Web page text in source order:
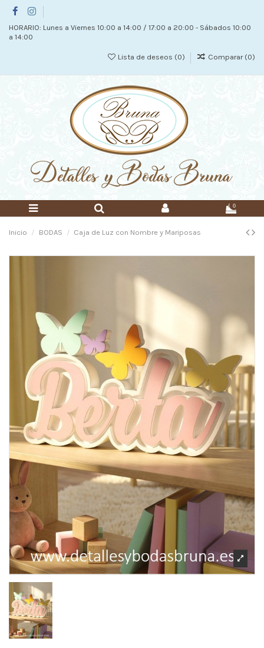
HORARIO: Lunes a Viernes 10:00 a 14:00 / 17:00 a 20:00 - Sábados 10:00
a 14:00
Lista de deseos (0) Comparar (0)
0
Inicio BODAS Caja de Luz con Nombre y Mariposas